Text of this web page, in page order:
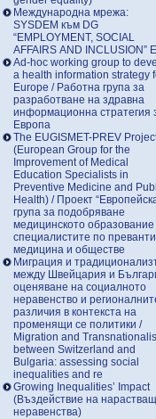
Международна мрежа:
SYSDEM към DG
“EMPLOYMENT, SOCIAL
Ad-hoc working group to
a health information strategy
Europe / Работна група за
разработване на здравна
информационна стратегия
Европа
The EUGISMET-PREV
(European Group for the
Improvement of Medical
Education Specialists in
Preventive Medicine and
Health) / Проект
група за подобряване
медицинското
специалистите по
медицина и обществе
Миграция и
между Швейцария и
оценяване на социалното
неравенство и
различия в контекста на
променящи се политики /
Migration and
between Switzerland and
Bulgaria: assessing social
inequalities and re
Growing Inequalities’ Impact
(Въздействие на
неравенства)